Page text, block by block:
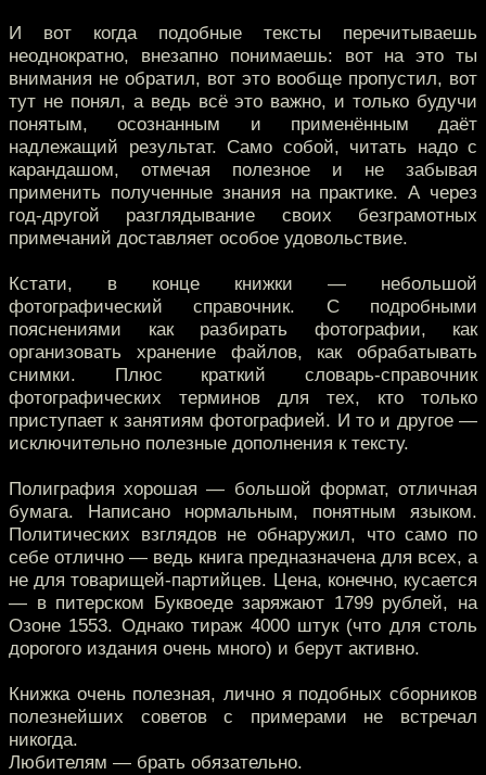
И вот когда подобные тексты перечитываешь
неоднократно, внезапно понимаешь: вот на это ты
внимания не обратил, вот это вообще пропустил, вот
тут не понял, а ведь всё это важно, и только будучи
понятым, осознанным и применённым даёт
надлежащий результат. Само собой, читать надо с
карандашом, отмечая полезное и не забывая
применить полученные знания на практике. А через
год-другой разглядывание своих безграмотных
примечаний доставляет особое удовольствие.
Кстати, в конце книжки — небольшой
фотографический справочник. С подробными
пояснениями как разбирать фотографии, как
организовать хранение файлов, как обрабатывать
снимки. Плюс краткий словарь-справочник
фотографических терминов для тех, кто только
приступает к занятиям фотографией. И то и другое —
исключительно полезные дополнения к тексту.
Полиграфия хорошая — большой формат, отличная
бумага. Написано нормальным, понятным языком.
Политических взглядов не обнаружил, что само по
себе отлично — ведь книга предназначена для всех, а
не для товарищей-партийцев. Цена, конечно, кусается
— в питерском Буквоеде заряжают 1799 рублей, на
Озоне 1553. Однако тираж 4000 штук (что для столь
дорогого издания очень много) и берут активно.
Книжка очень полезная, лично я подобных сборников
полезнейших советов с примерами не встречал
никогда.
Любителям — брать обязательно.